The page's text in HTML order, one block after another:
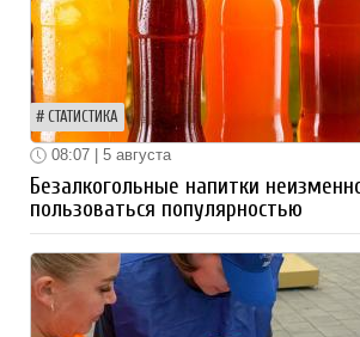
СТАТИСТИКА
08:07 | 5 августа
Безалкогольные напитки
пользоваться популярностью